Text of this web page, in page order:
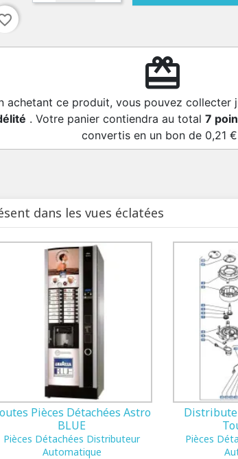
redeem
achetant ce produit, vous pouvez collecter
. Votre panier contiendra au total 7
convertis en un bon de 0,21 €
dans les vues éclatées
Pièces Détachées Astro
BLUE
Pièces Détachées Distributeur
Automatique
Pièces